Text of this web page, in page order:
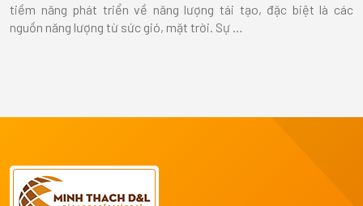
tiềm năng phát triển về năng lượng tái tạo, đặc biệt là các
nguồn năng lượng từ sức gió, mặt trời. Sự …